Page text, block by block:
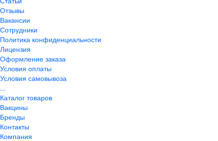
Отзывы
Вакансии
Сотрудники
Политика конфиденциальности
Лицензия
Оформление заказа
Условия оплаты
Условия самовывоза
...
Каталог товаров
Вакцины
Бренды
Контакты
Компания